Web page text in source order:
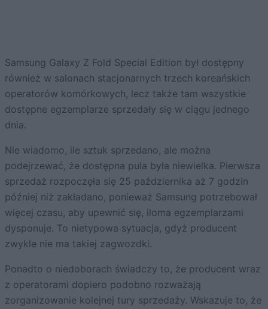
Samsung Galaxy Z Fold Special Edition był dostępny
również w salonach stacjonarnych trzech koreańskich
operatorów komórkowych, lecz także tam wszystkie
dostępne egzemplarze sprzedały się w ciągu jednego
dnia.
Nie wiadomo, ile sztuk sprzedano, ale można
podejrzewać, że dostępna pula była niewielka. Pierwsza
sprzedaż rozpoczęła się 25 października aż 7 godzin
później niż zakładano, ponieważ Samsung potrzebował
więcej czasu, aby upewnić się, iloma egzemplarzami
dysponuje. To nietypowa sytuacja, gdyż producent
zwykle nie ma takiej zagwozdki.
Ponadto o niedoborach świadczy to, że producent wraz
z operatorami dopiero podobno rozważają
zorganizowanie kolejnej tury sprzedaży. Wskazuje to, że